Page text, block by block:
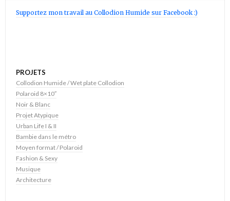
Supportez mon travail au Collodion Humide sur Facebook :)
PROJETS
Collodion Humide / Wet plate Collodion
Polaroid 8×10″
Noir & Blanc
Projet Atypique
Urban Life I & II
Bambie dans le métro
Moyen format / Polaroid
Fashion & Sexy
Musique
Architecture